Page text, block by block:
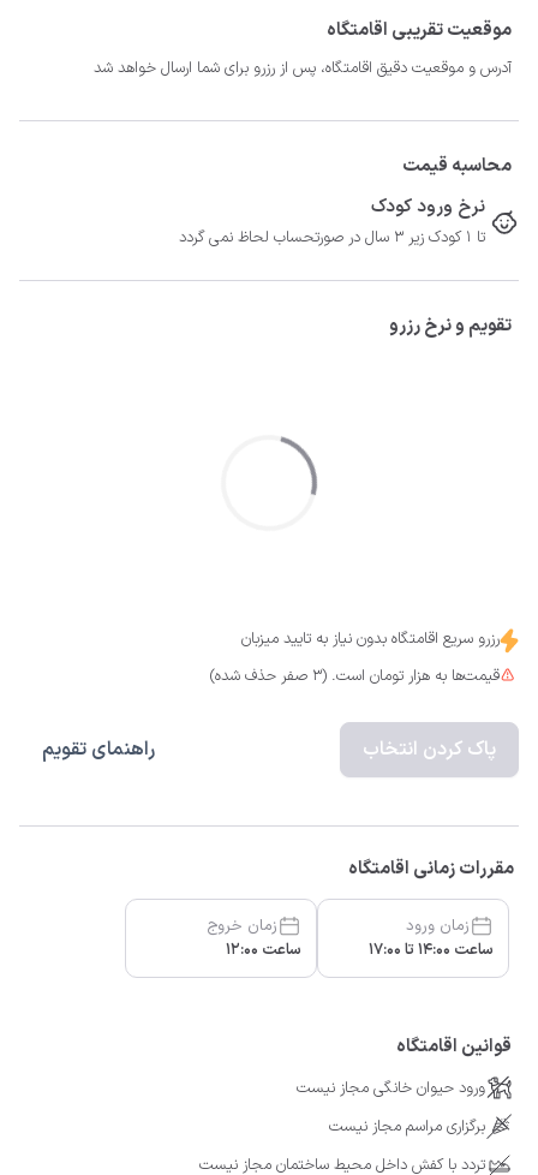
موقعیت تقریبی اقامتگاه
آدرس و موقعیت دقیق اقامتگاه، پس از رزرو برای شما ارسال خواهد شد
محاسبه قیمت
نرخ ورود کودک
تا 1 کودک زیر 3 سال در صورتحساب لحاظ نمی گردد
تقویم و نرخ رزرو
رزرو سریع اقامتگاه بدون نیاز به تایید میزبان
قیمت‌ها به هزار تومان است. (3 صفر حذف شده)
پاک کردن انتخاب راهنمای تقویم
مقررات زمانی اقامتگاه
زمان ورود
ساعت 14:00 تا 17:00
زمان خروج
ساعت 12:00
قوانین اقامتگاه
ورود حیوان خانگی مجاز نیست
برگزاری مراسم مجاز نیست
تردد با کفش داخل محیط ساختمان مجاز نیست